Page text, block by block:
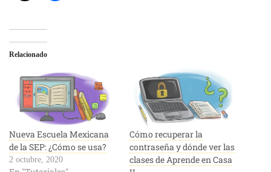
Relacionado
Nueva Escuela Mexicana
de la SEP: ¿Cómo se usa?
2 octubre, 2020
Cómo recuperar la
contraseña y dónde ver las
clases de Aprende en Casa